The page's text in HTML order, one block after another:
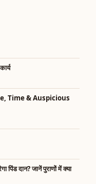
Time & Auspicious
पिंड दान? जानें पुराणों में क्या